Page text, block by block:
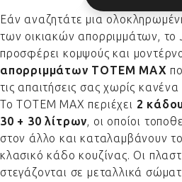
Εάν αναζητάτε μια
των οικιακών απορριμμάτων, το
προσφέρει κομψούς και
απορριμμάτων TOTEM MAX
τις απαιτήσεις σας χωρίς
Το TOTEM MAX περιέχει 2
30 + 30 λίτρων, οι οποίοι
στον άλλο και καταλαμβάνουν
κλασικό κάδο κουζίνας. Οι
στεγάζονται σε μεταλλικά